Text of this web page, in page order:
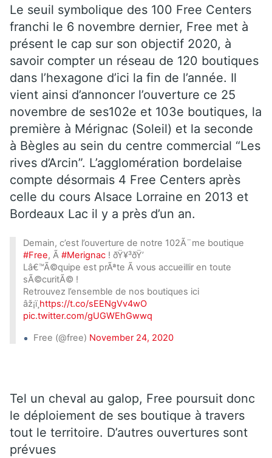
Le seuil symbolique des 100 Free Centers
franchi le 6 novembre dernier, Free met à
présent le cap sur son objectif 2020, à
savoir compter un réseau de 120 boutiques
dans l’hexagone d’ici la fin de l’année. Il
vient ainsi d’annoncer l’ouverture ce 25
novembre de ses102e et 103e boutiques, la
première à Mérignac (Soleil) et la seconde
à Bègles au sein du centre commercial “Les
rives d’Arcin”. L’agglomération bordelaise
compte désormais 4 Free Centers après
celle du cours Alsace Lorraine en 2013 et
Bordeaux Lac il y a près d’un an.
Demain, c’est l’ouverture de notre 102Ã¨me boutique
#Free, Ã #Merignac ! ðŸ¥³ðŸ’
Lâ€™Ã©quipe est prÃªte Ã vous accueillir en toute
sÃ©curitÃ© !
Retrouvez l’ensemble de nos boutiques ici
âž¡ï¸ https://t.co/sEENgVv4wO
pic.twitter.com/gUGWEhGwwq
Free (@free) November 24, 2020
Tel un cheval au galop, Free poursuit donc
le déploiement de ses boutique à travers
tout le territoire. D’autres ouvertures sont
prévues